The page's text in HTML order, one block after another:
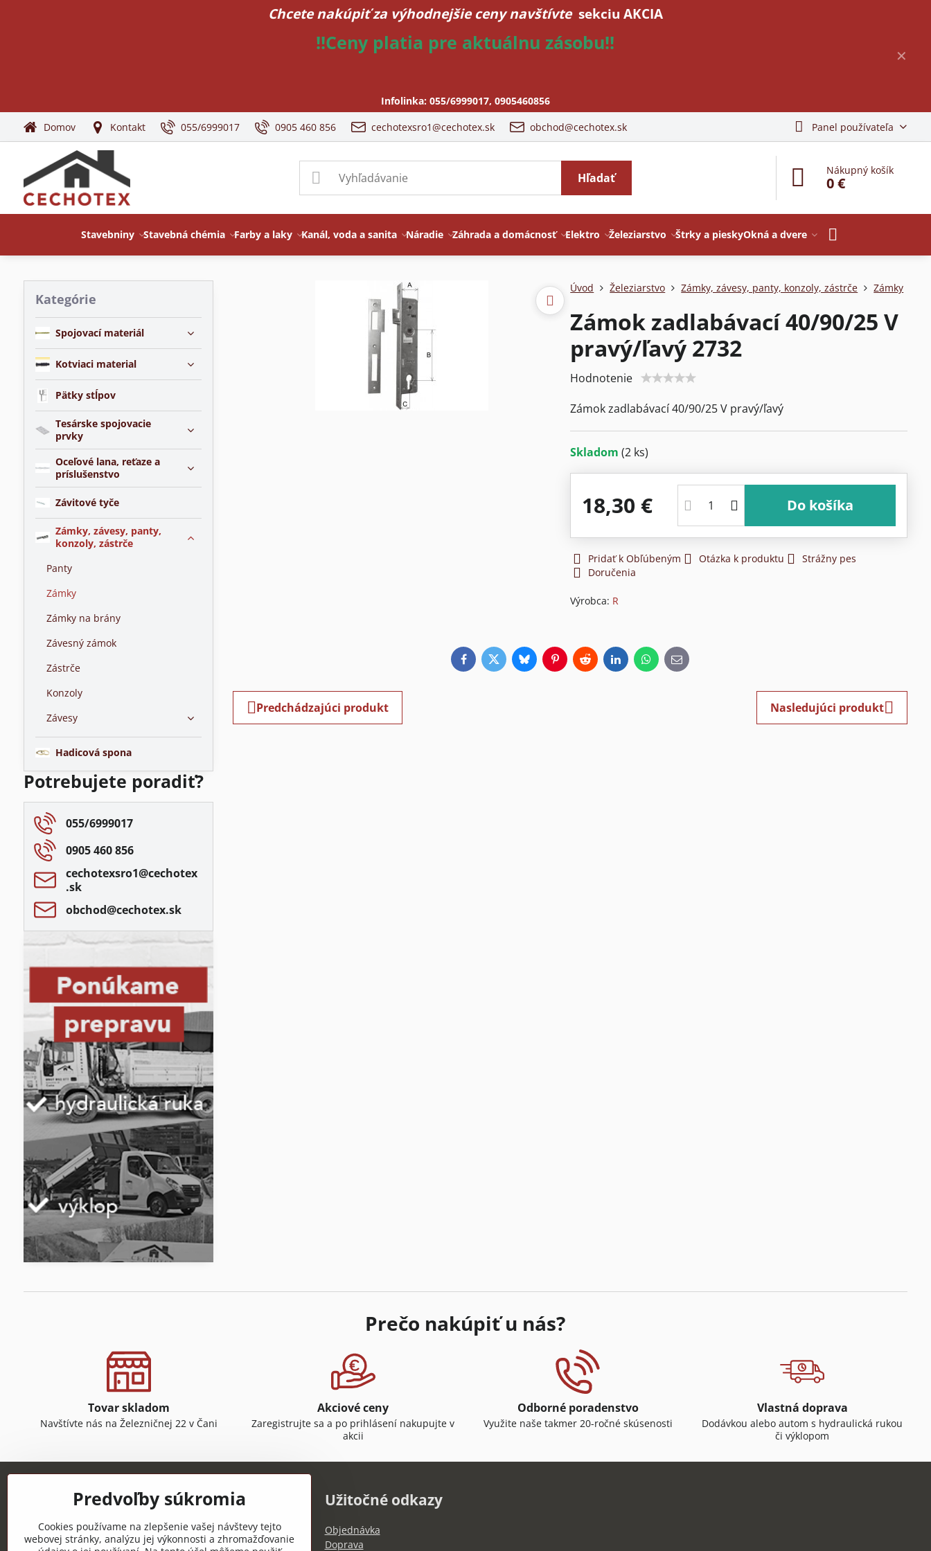
✕
Chcete nakúpiť za výhodnejšie ceny navštívte sekciu AKCIA
!!Ceny platia pre aktuálnu zásobu!!
Infolinka: 055/6999017, 0905460856
Domov
Kontakt 055/6999017 0905 460 856 cechotexsro1@cechotex.sk obchod@cechotex.sk Panel používateľa
Hľadať
Nákupný košík
0 €
Stavebniny Stavebná chémia Farby a laky Kanál, voda a sanita Náradie Záhrada a domácnosť Elektro Železiarstvo Štrky a pieskyOkná a dvere
Úvod Železiarstvo Zámky, závesy, panty, konzoly, zástrče Zámky
Zámok zadlabávací 40/90/25 V
pravý/ľavý 2732
Hodnotenie
Zámok zadlabávací 40/90/25 V pravý/ľavý
Skladom(2 ks)
18,30 € Do košíka
Pridať k Obľúbeným Otázka k produktu
Strážny pes
Doručenia
Výrobca: R
FacebookTwitterBlueskyPinterestRedditLinkedInWhatsApp
E-
mail
Predchádzajúci produkt Nasledujúci produkt
Kategórie
Spojovací materiál
Kotviaci material
Pätky stĺpov
Tesárske spojovacie
prvky
Oceľové lana, reťaze a
príslušenstvo
Závitové tyče
Zámky, závesy, panty,
konzoly, zástrče
Panty
Zámky
Zámky na brány
Závesný zámok
Zástrče
Konzoly
Závesy
Hadicová spona
Potrebujete poradiť?
055/6999017
0905 460 856
cechotexsro1​@cechotex​
.sk
obchod​@cechotex​.sk
Prečo nakúpiť u nás?
Tovar skladom
Navštívte nás na Železničnej 22 v Čani
Akciové ceny
Zaregistrujte sa a po prihlásení nakupujte v
akcii
Odborné poradenstvo
Využite naše takmer 20-ročné skúsenosti
Vlastná doprava
Dodávkou alebo autom s hydraulická rukou
či výklopom
Užitočné odkazy
Objednávka
Doprava
Predvoľby súkromia
Cookies používame na zlepšenie vašej návštevy tejto
webovej stránky, analýzu jej výkonnosti a zhromažďovanie